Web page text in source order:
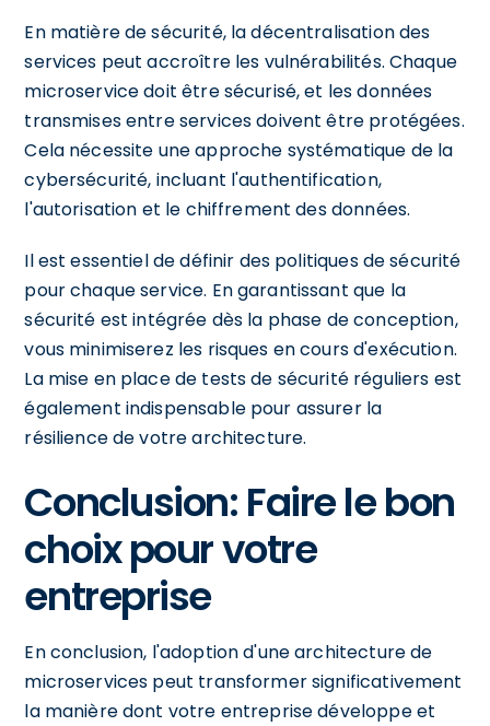
En matière de sécurité, la décentralisation des
services peut accroître les vulnérabilités. Chaque
microservice doit être sécurisé, et les données
transmises entre services doivent être protégées.
Cela nécessite une approche systématique de la
cybersécurité, incluant l'authentification,
l'autorisation et le chiffrement des données.
Il est essentiel de définir des politiques de sécurité
pour chaque service. En garantissant que la
sécurité est intégrée dès la phase de conception,
vous minimiserez les risques en cours d'exécution.
La mise en place de tests de sécurité réguliers est
également indispensable pour assurer la
résilience de votre architecture.
Conclusion: Faire le bon
choix pour votre
entreprise
En conclusion, l'adoption d'une architecture de
microservices peut transformer significativement
la manière dont votre entreprise développe et